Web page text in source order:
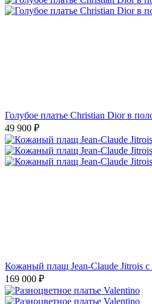
Голубое платье Christian Dior в
49 900 ₽
Кожаный плащ Jean-Claude Jitrois с
169 000 ₽